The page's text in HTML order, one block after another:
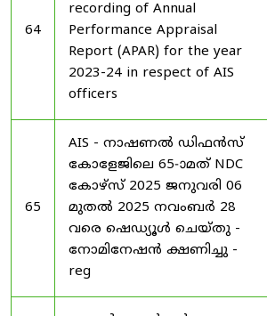
64
recording of Annual
Performance Appraisal
Report (APAR) for the year
2023-24 in respect of AIS
officers
65
AIS - നാഷണൽ ഡിഫൻസ്
കോളേജിലെ 65-ാമത് NDC
കോഴ്‌സ് 2025 ജനുവരി 06
മുതൽ 2025 നവംബർ 28
വരെ ഷെഡ്യൂൾ ചെയ്‌തു -
നോമിനേഷൻ ക്ഷണിച്ചു -
reg